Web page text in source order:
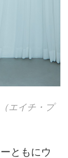
エイチ・プ
ともにウ